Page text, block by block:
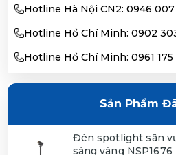
Hotline Hà Nội CN2: 0946
Hotline Hồ Chí Minh: 0902
Hotline Hồ Chí Minh: 0961 175
Sản Phẩm
Đèn spotlight sân
sáng vàng NSP1676